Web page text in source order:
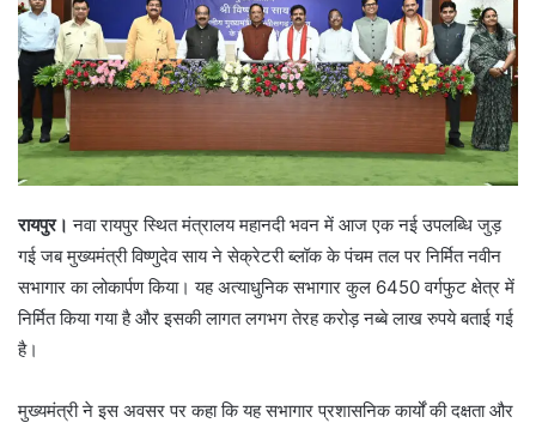
रायपुर। नवा रायपुर स्थित मंत्रालय महानदी भवन में आज एक नई उपलब्धि जुड़
गई जब मुख्यमंत्री विष्णुदेव साय ने सेक्रेटरी ब्लॉक के पंचम तल पर निर्मित नवीन
सभागार का लोकार्पण किया। यह अत्याधुनिक सभागार कुल 6450 वर्गफुट क्षेत्र में
निर्मित किया गया है और इसकी लागत लगभग तेरह करोड़ नब्बे लाख रुपये बताई गई
है।
मुख्यमंत्री ने इस अवसर पर कहा कि यह सभागार प्रशासनिक कार्यों की दक्षता और